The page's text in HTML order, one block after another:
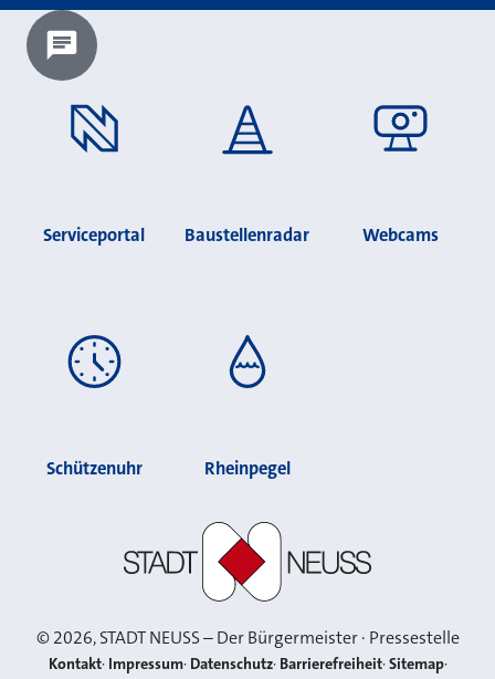
Chatbot laden?
Serviceportal Baustellenradar Webcams
Schützenuhr Rheinpegel
©2026, STADT NEUSS – Der Bürgermeister · Pressestelle
Kontakt Impressum Datenschutz Barrierefreiheit Sitemap